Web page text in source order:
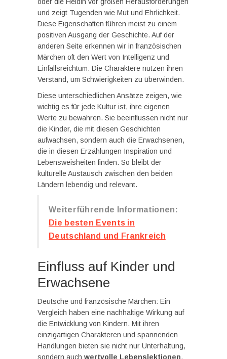
oder die Heldin vor großen Herausforderungen
und zeigt Tugenden wie Mut und Ehrlichkeit.
Diese Eigenschaften führen meist zu einem
positiven Ausgang der Geschichte. Auf der
anderen Seite erkennen wir in französischen
Märchen oft den Wert von Intelligenz und
Einfallsreichtum. Die Charaktere nutzen ihren
Verstand, um Schwierigkeiten zu überwinden.
Diese unterschiedlichen Ansätze zeigen, wie
wichtig es für jede Kultur ist, ihre eigenen
Werte zu bewahren. Sie beeinflussen nicht nur
die Kinder, die mit diesen Geschichten
aufwachsen, sondern auch die Erwachsenen,
die in diesen Erzählungen Inspiration und
Lebensweisheiten finden. So bleibt der
kulturelle Austausch zwischen den beiden
Ländern lebendig und relevant.
Weiterführende Informationen:
Die besten Events in
Deutschland und Frankreich
Einfluss auf Kinder und
Erwachsene
Deutsche und französische Märchen: Ein
Vergleich haben eine nachhaltige Wirkung auf
die Entwicklung von Kindern. Mit ihren
einzigartigen Charakteren und spannenden
Handlungen bieten sie nicht nur Unterhaltung,
sondern auch wertvolle Lebenslektionen.